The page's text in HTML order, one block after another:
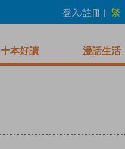
登入/註冊 | 繁
十本好讀 漫話生活